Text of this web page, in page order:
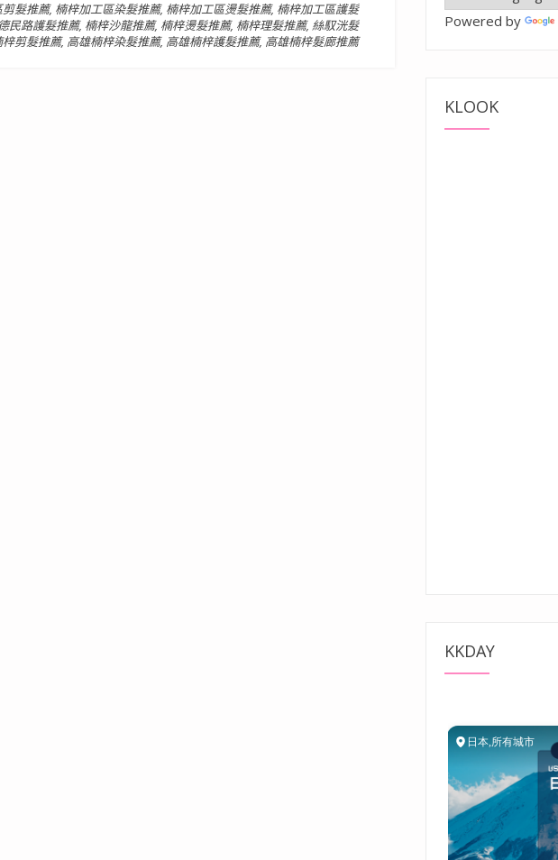
髮推薦, 楠梓加工區染髮推薦, 楠梓加工區燙髮推薦, 楠梓加工區護髮
民路護髮推薦, 楠梓沙龍推薦, 楠梓燙髮推薦, 楠梓理髮推薦, 絲馭洸髮
梓剪髮推薦, 高雄楠梓染髮推薦, 高雄楠梓護髮推薦, 高雄楠梓髮廊推薦
Powered by
KLOOK
KKDAY